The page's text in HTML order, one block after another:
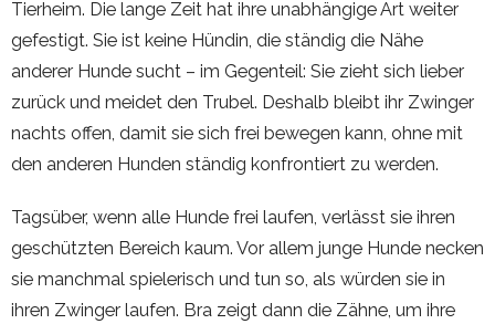
Tierheim. Die lange Zeit hat ihre unabhängige Art weiter
gefestigt. Sie ist keine Hündin, die ständig die Nähe
anderer Hunde sucht – im Gegenteil: Sie zieht sich lieber
zurück und meidet den Trubel. Deshalb bleibt ihr Zwinger
nachts offen, damit sie sich frei bewegen kann, ohne mit
den anderen Hunden ständig konfrontiert zu werden.
Tagsüber, wenn alle Hunde frei laufen, verlässt sie ihren
geschützten Bereich kaum. Vor allem junge Hunde necken
sie manchmal spielerisch und tun so, als würden sie in
ihren Zwinger laufen. Bra zeigt dann die Zähne, um ihre